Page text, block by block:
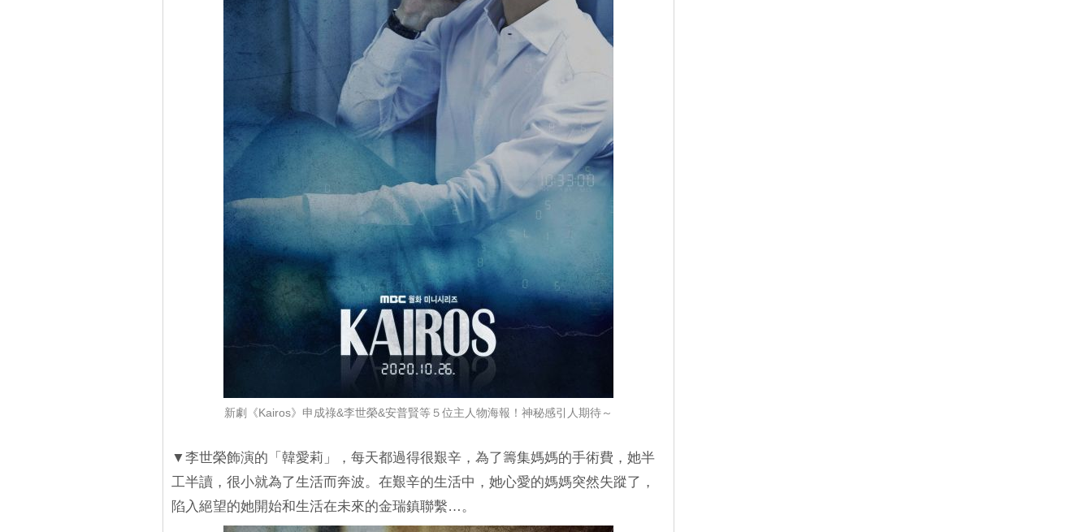
新劇《Kairos》申成祿&李世榮&安普賢等５位主人物海報！神秘感引人期待～
▼李世榮飾演的「韓愛莉」，每天都過得很艱辛，為了籌集媽媽的手術費，她半
工半讀，很小就為了生活而奔波。在艱辛的生活中，她心愛的媽媽突然失蹤了，
陷入絕望的她開始和生活在未來的金瑞鎮聯繫…。